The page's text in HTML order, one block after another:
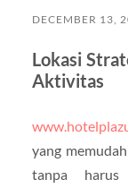
DECEMBER 13,
Lokasi
Aktivitas
yang
tanpa